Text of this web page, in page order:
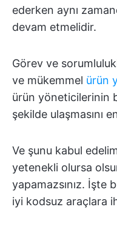
ederken aynı
devam etmelidir.
Görev ve
ve mükemmel ürün
ürün yöneticilerinin
şekilde ulaşmasını
Ve şunu kabul
yetenekli olursa
yapamazsınız. İşte
iyi kodsuz araçlara